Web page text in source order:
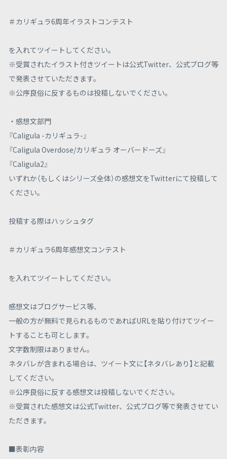
＃カリギュラ6周年イラストコンテスト
を入れてツイートしてください。
※受賞されたイラスト付きツイートは公式Twitter、公式ブログ等
で発表させていただきます。
※公序良俗に反するものは投稿しないでください。
・感想文部門
『Caligula -カリギュラ-』
『Caligula Overdose/カリギュラ オーバードーズ』
『Caligula2』
いずれか（もしくはシリーズ全体）の感想文をTwitterにて投稿して
ください。
投稿する際はハッシュタグ
＃カリギュラ6周年感想文コンテスト
を入れてツイートしてください。
感想文はブログサービス等、
一般の方が無料で見られるものであればURLを貼り付けてツイー
トすることも可とします。
文字数制限はありません。
ネタバレが含まれる場合は、ツイート文に【ネタバレあり】と記載
してください。
※公序良俗に反する感想文は投稿しないでください。
※受賞された感想文は公式Twitter、公式ブログ等で発表させてい
ただきます。
■表彰内容